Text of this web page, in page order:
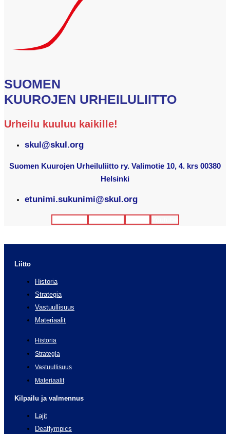
SUOMEN
KUUROJEN URHEILULIITTO
Urheilu kuuluu kaikille!
skul@skul.org
Suomen Kuurojen Urheiluliitto ry. Valimotie 10, 4. krs 00380
Helsinki
etunimi.sukunimi@skul.org
Liitto
Historia
Strategia
Vastuullisuus
Materiaalit
Historia
Strategia
Vastuullisuus
Materiaalit
Kilpailu ja valmennus
Lajit
Deaflympics